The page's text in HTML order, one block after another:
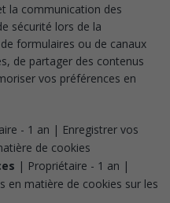
la communication des
sécurité lors de la
formulaires ou de canaux
de partager des contenus
vos préférences en
- 1 an | Enregistrer vos
de cookies
| Propriétaire - 1 an |
en matière de cookies sur les